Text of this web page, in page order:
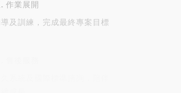
作業展開
及訓練，完成最終專案目標